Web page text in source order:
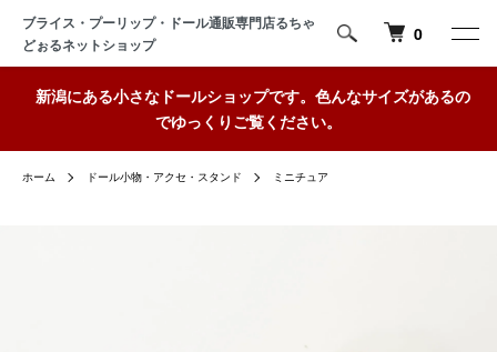
ブライス・プーリップ・ドール通販専門店るちゃ
どぉるネットショップ
0
新潟にある小さなドールショップです。色んなサイズがあるの
でゆっくりご覧ください。
ホーム ドール小物・アクセ・スタンド ミニチュア